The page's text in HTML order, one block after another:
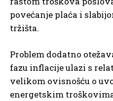
povećanje plaća i
tržišta.
Problem dodatno
fazu inflacije ulazi s
velikom ovisnošću o
energetskim